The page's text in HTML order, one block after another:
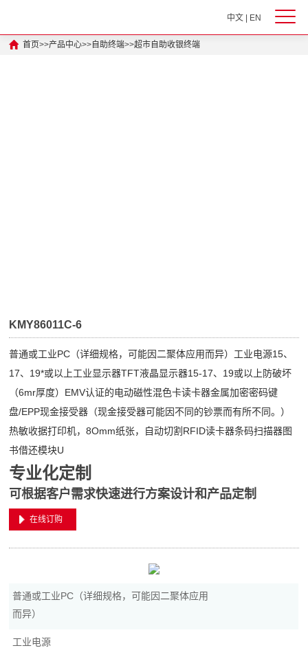
中文| EN
首页>>产品中心>>自助终端>>超市自助收银终端
KMY86011C-6
普通或工业PC（详细规格，可能因二聚体应用而异）工业电源15、
17、19*或以上工业显示器TFT液晶显示器15-17、19或以上防破坏
（6mr厚度）EMV认证的电动磁性混色卡读卡器金属加密密码键
盘/EPP现金接受器（现金接受器可能因不同的钞票而有所不同。）
热敏收据打印机，8Omm纸张，自动切割RFID读卡器条码扫描器图
书借还模块U
专业化定制
可根据客户需求快速进行方案设计和产品定制
在线订购
普通或工业PC（详细规格，可能因二聚体应用
而异）
工业电源